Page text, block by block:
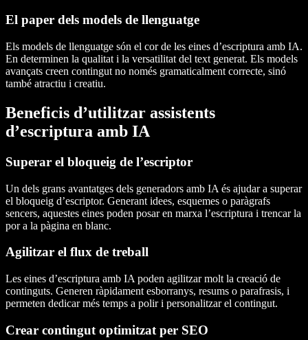
El paper dels models de llenguatge
Els models de llenguatge són el cor de les eines d’escriptura amb IA.
En determinen la qualitat i la versatilitat del text generat. Els models
avançats creen contingut no només gramaticalment correcte, sinó
també atractiu i creatiu.
Beneficis d’utilitzar assistents
d’escriptura amb IA
Superar el bloqueig de l’escriptor
Un dels grans avantatges dels generadors amb IA és ajudar a superar
el bloqueig d’escriptor. Generant idees, esquemes o paràgrafs
sencers, aquestes eines poden posar en marxa l’escriptura i trencar la
por a la pàgina en blanc.
Agilitzar el flux de treball
Les eines d’escriptura amb IA poden agilitzar molt la creació de
continguts. Generen ràpidament esborranys, resums o parafrasis, i
permeten dedicar més temps a polir i personalitzar el contingut.
Crear contingut optimitzat per SEO